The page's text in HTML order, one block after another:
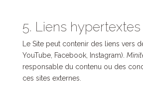
5. Liens hypertextes
Le Site peut contenir des liens vers
YouTube, Facebook, Instagram).
responsable du contenu ou des
ces sites externes.